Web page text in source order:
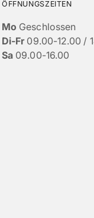
ÖFFNUNGSZEITEN
Mo Geschlossen
Di-Fr09.00-12.00 /
Sa 09.00-16.00